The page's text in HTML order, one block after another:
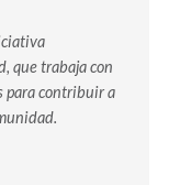
que trabaja con
para contribuir a